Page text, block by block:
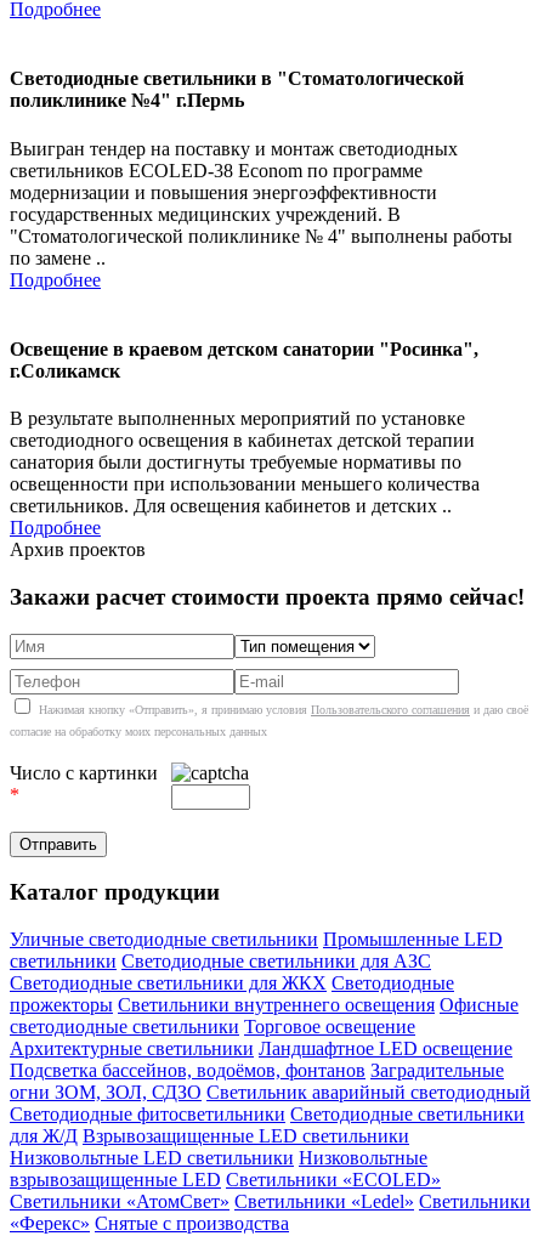
Подробнее
Светодиодные светильники в "Стоматологической
поликлинике №4" г.Пермь
Выигран тендер на поставку и монтаж светодиодных
светильников ECOLED-38 Econom по программе
модернизации и повышения энергоэффективности
государственных медицинских учреждений. В
"Стоматологической поликлинике № 4" выполнены работы
по замене ..
Подробнее
Освещение в краевом детском санатории "Росинка",
г.Соликамск
В результате выполненных мероприятий по установке
светодиодного освещения в кабинетах детской терапии
санатория были достигнуты требуемые нормативы по
освещенности при использовании меньшего количества
светильников. Для освещения кабинетов и детских ..
Подробнее
Архив проектов
Закажи расчет стоимости проекта прямо сейчас!
Нажимая кнопку «Отправить», я принимаю условия Пользовательского соглашения и даю своё
согласие на обработку моих персональных данных
Число с картинки
*
Каталог продукции
Уличные светодиодные светильники Промышленные LED
светильники Светодиодные светильники для АЗС
Светодиодные светильники для ЖКХ Светодиодные
прожекторы Светильники внутреннего освещения Офисные
светодиодные светильники Торговое освещение
Архитектурные светильники Ландшафтное LED освещение
Подсветка бассейнов, водоёмов, фонтанов Заградительные
огни ЗОМ, ЗОЛ, СДЗО Светильник аварийный светодиодный
Светодиодные фитосветильники Светодиодные светильники
для Ж/Д Взрывозащищенные LED светильники
Низковольтные LED светильники Низковольтные
взрывозащищенные LED Светильники «ECOLED»
Светильники «АтомСвет» Светильники «Ledel» Светильники
«Ферекс» Снятые с производства